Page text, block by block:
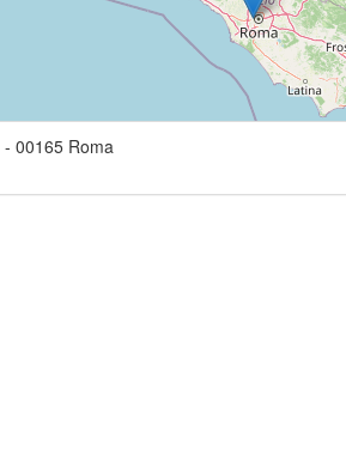
- 00165 Roma